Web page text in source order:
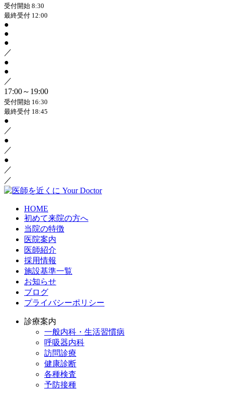
受付開始 8:30
最終受付 12:00
●
●
●
／
●
●
／
17:00～19:00
受付開始 16:30
最終受付 18:45
●
／
●
／
●
／
／
HOME
初めて来院の方へ
当院の特徴
医院案内
医師紹介
採用情報
施設基準一覧
お知らせ
ブログ
プライバシーポリシー
診療案内
一般内科・生活習慣病
呼吸器内科
訪問診療
健康診断
各種検査
予防接種